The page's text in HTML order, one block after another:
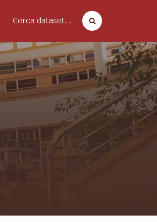
Cerca dataset...